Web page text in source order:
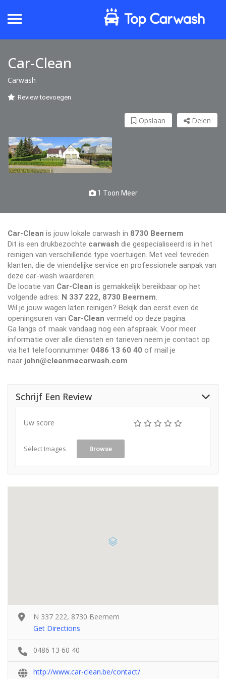
Car-Clean
Carwash
Review toevoegen
Delen
Opslaan
1 Toon Meer
Car-Clean is jouw lokale carwash in 8730 Beernem
Dit is een drukbezochte carwash die gespecialiseerd is in het
reinigen van verschillende type voertuigen. Met veel tevreden
klanten, die de vriendelijke service en professionele aanpak van
deze car-wash waarderen.
De locatie van Car-Clean is gemakkelijk bereikbaar op het
volgende adres: N 337 222, 8730 Beernem
Wil je jouw wagen laten reinigen? Bekijk dan eerst even de
openingsuren van Car-Clean vermeld op deze pagina.
Ga langs of maak vandaag nog een afspraak. Voor meer
informatie over alle diensten en tarieven neem je contact op
via het telefoonnummer 0486 13 60 40 of mail je
naar john@cleanmecarwash.com
Schrijf Een Review
Uw score
Select Images Browse
N 337 222, 8730 Beernem
Get Directions
0486 13 60 40
http://www.car-clean.be/contact/